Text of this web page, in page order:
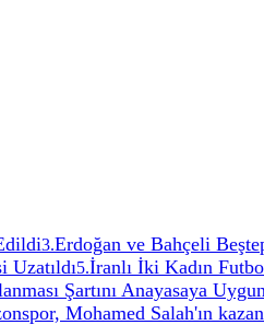
3.Erdoğan ve Bahçeli
Uzatıldı5.İranlı İki Kadın
Şartını Anayasaya
Mohamed Salah'ın